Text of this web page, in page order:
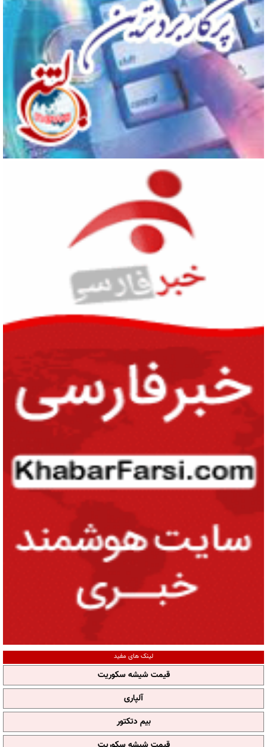
لینک های مفید
قیمت شیشه سکوریت
آلپاری
بیم دتکتور